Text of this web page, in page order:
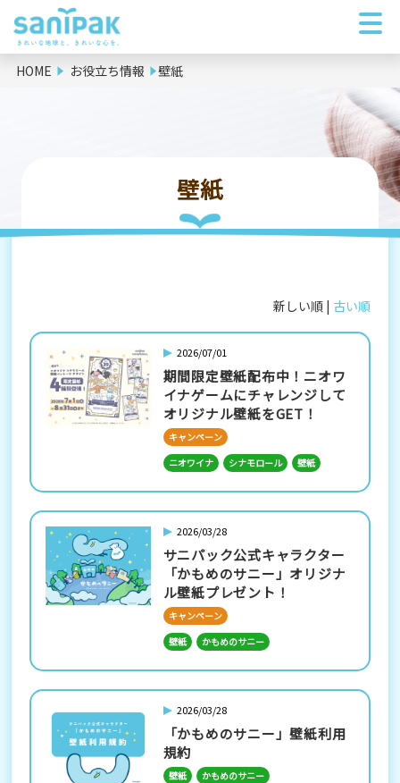
HOME お役立ち情報 壁紙
壁紙
新しい順 | 古い順
2026/07/01
期間限定壁紙配布中！ニオワ
イナゲームにチャレンジして
オリジナル壁紙をGET！
キャンペーン
ニオワイナ
シナモロール 壁紙
2026/03/28
サニパック公式キャラクター
「かもめのサニー」オリジナ
ル壁紙プレゼント！
キャンペーン
壁紙
かもめのサニー
2026/03/28
「かもめのサニー」壁紙利用
規約
壁紙 かもめのサニー